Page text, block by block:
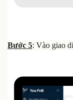
Bước 5: Vào giao